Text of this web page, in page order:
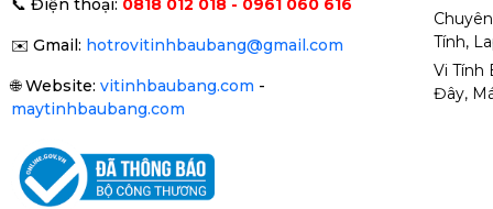
📞 Điện thoại: 0818 012 018 - 0961 060 616
✉️ Gmail: hotrovitinhbaubang@gmail.com
🌐Website: vitinhbaubang.com -
maytinhbaubang.com
Tính,
Vi Tính
Đây,